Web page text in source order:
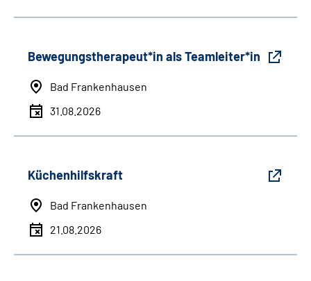
Bewegungstherapeut*in als Teamleiter*in
Bad Frankenhausen
31.08.2026
Küchenhilfskraft
Bad Frankenhausen
21.08.2026